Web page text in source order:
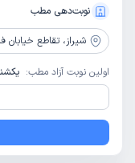
نوبت‌دهی مطب
شیراز،تقاطع خیابان
اولین نوبت آزاد مطب: یکشنبه 18